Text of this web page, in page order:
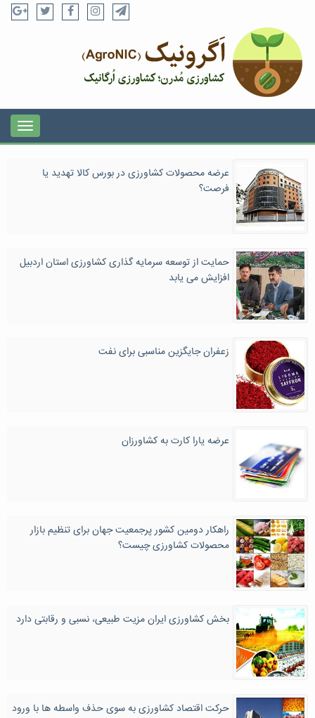
عرضه محصولات کشاورزی در بورس کالا تهدید یا
فرصت؟
حمایت از توسعه سرمایه گذاری کشاورزی استان اردبیل
افزایش می یابد
زعفران جایگزین مناسبی برای نفت
عرضه یارا کارت به کشاورزان
راهکار دومین کشور پرجمعیت جهان برای تنظیم بازار
محصولات کشاورزی چیست؟
بخش کشاورزی ایران مزیت طبیعی، نسبی و رقابتی دارد
حرکت اقتصاد کشاورزی به سوی حذف واسطه ها با ورود